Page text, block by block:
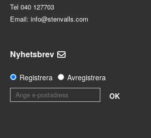
Tel 040 127703
Email: info@stenvalls.com
Nyhetsbrev
Registrera
Avregistrera
OK